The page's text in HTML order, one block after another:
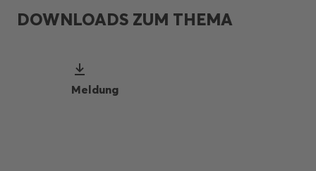
DOWNLOADS ZUM THEMA
Meldung